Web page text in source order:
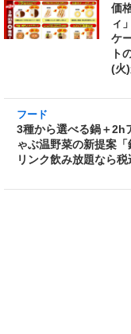
価
ィ
ケ
ト
(火
3
込
み